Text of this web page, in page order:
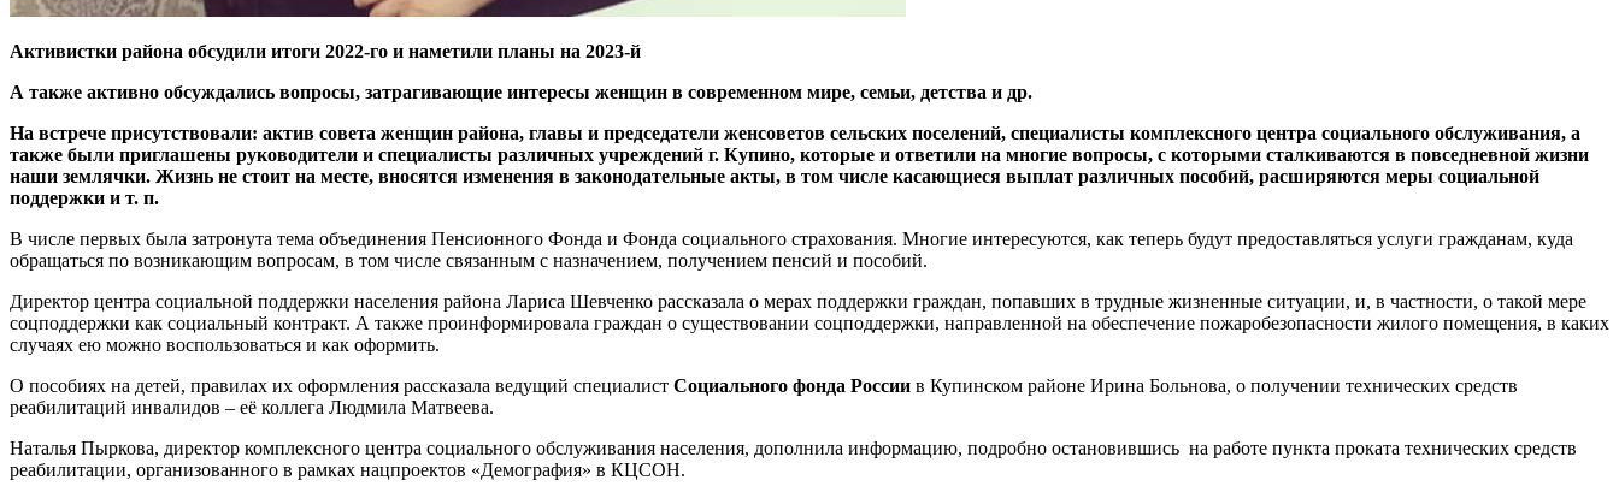
Активистки района обсудили итоги 2022-го и наметили планы на 2023-й
А также активно обсуждались вопросы, затрагивающие интересы женщин в современном мире, семьи, детства и др.
На встрече присутствовали: актив совета женщин района, главы и председатели женсоветов сельских поселений, специалисты комплексного центра социального обслуживания, а
также были приглашены руководители и специалисты различных учреждений г. Купино, которые и ответили на многие вопросы, с которыми сталкиваются в повседневной жизни
наши землячки. Жизнь не стоит на месте, вносятся изменения в законодательные акты, в том числе касающиеся выплат различных пособий, расширяются меры социальной
поддержки и т. п.
В числе первых была затронута тема объединения Пенсионного Фонда и Фонда социального страхования. Многие интересуются, как теперь будут предоставляться услуги гражданам, куда
обращаться по возникающим вопросам, в том числе связанным с назначением, получением пенсий и пособий.
Директор центра социальной поддержки населения района Лариса Шевченко рассказала о мерах поддержки граждан, попавших в трудные жизненные ситуации, и, в частности, о такой мере
соцподдержки как социальный контракт. А также проинформировала граждан о существовании соцподдержки, направленной на обеспечение пожаробезопасности жилого помещения, в каких
случаях ею можно воспользоваться и как оформить.
О пособиях на детей, правилах их оформления рассказала ведущий специалист Социального фонда России в Купинском районе Ирина Больнова, о получении технических средств
реабилитаций инвалидов – её коллега Людмила Матвеева.
Наталья Пыркова, директор комплексного центра социального обслуживания населения, дополнила информацию, подробно остановившись на работе пункта проката технических средств
реабилитации, организованного в рамках нацпроектов «Демография» в КЦСОН.